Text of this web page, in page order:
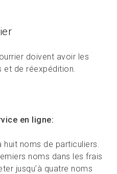
doivent avoir les
et de réexpédition.
en ligne:
huit noms de particuliers.
noms dans les frais
jusqu’à quatre noms